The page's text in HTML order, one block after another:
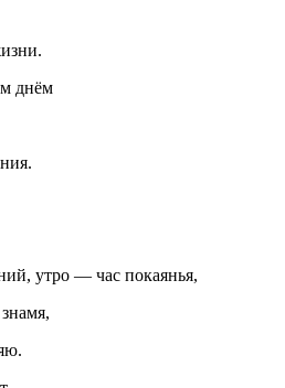
днём
утро — час покаянья,